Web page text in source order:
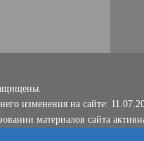
изменения на сайте:
материалов сайта